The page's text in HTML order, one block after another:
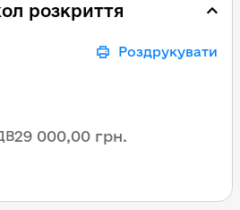
розкриття
Роздрукувати
29 000,00 грн.